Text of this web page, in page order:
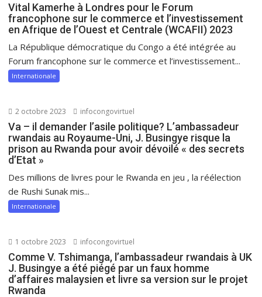
Vital Kamerhe à Londres pour le Forum
francophone sur le commerce et l’investissement
en Afrique de l’Ouest et Centrale (WCAFII) 2023
La République démocratique du Congo a été intégrée au
Forum francophone sur le commerce et l’investissement...
Internationale
2 octobre 2023 infocongovirtuel
Va – il demander l’asile politique? L’ambassadeur
rwandais au Royaume-Uni, J. Busingye risque la
prison au Rwanda pour avoir dévoilé « des secrets
d’Etat »
Des millions de livres pour le Rwanda en jeu , la réélection
de Rushi Sunak mis...
Internationale
1 octobre 2023 infocongovirtuel
Comme V. Tshimanga, l’ambassadeur rwandais à UK
J. Busingye a été piégé par un faux homme
d’affaires malaysien et livre sa version sur le projet
Rwanda